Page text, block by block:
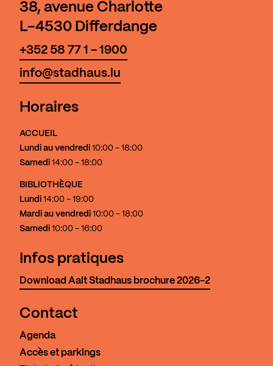
38, avenue Charlotte
L-4530 Differdange
+352 58 77 1 - 1900
info@stadhaus.lu
Horaires
ACCUEIL
Lundi au vendredi 10:00 - 18:00
Samedi 14:00 - 18:00
BIBLIOTHÈQUE
Lundi 14:00 - 19:00
Mardi au vendredi 10:00 - 18:00
Samedi 10:00 - 16:00
Infos pratiques
Download Aalt Stadhaus brochure 2026-2
Contact
Agenda
Accès et parkings